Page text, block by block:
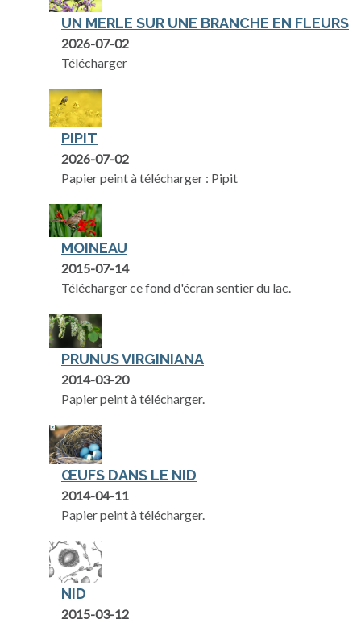
UN MERLE SUR UNE BRANCHE EN FLEURS
2026-07-02
Télécharger
PIPIT
2026-07-02
Papier peint à télécharger : Pipit
MOINEAU
2015-07-14
Télécharger ce fond d'écran sentier du lac.
PRUNUS VIRGINIANA
2014-03-20
Papier peint à télécharger.
ŒUFS DANS LE NID
2014-04-11
Papier peint à télécharger.
NID
2015-03-12